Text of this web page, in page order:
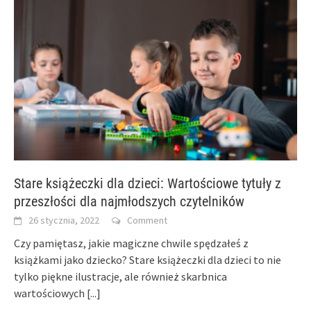
Stare książeczki dla dzieci: Wartościowe tytuły z
przeszłości dla najmłodszych czytelników
26 stycznia, 2022 Comment
Czy pamiętasz, jakie magiczne chwile spędzałeś z
książkami jako dziecko? Stare książeczki dla dzieci to nie
tylko piękne ilustracje, ale również skarbnica
wartościowych [...]